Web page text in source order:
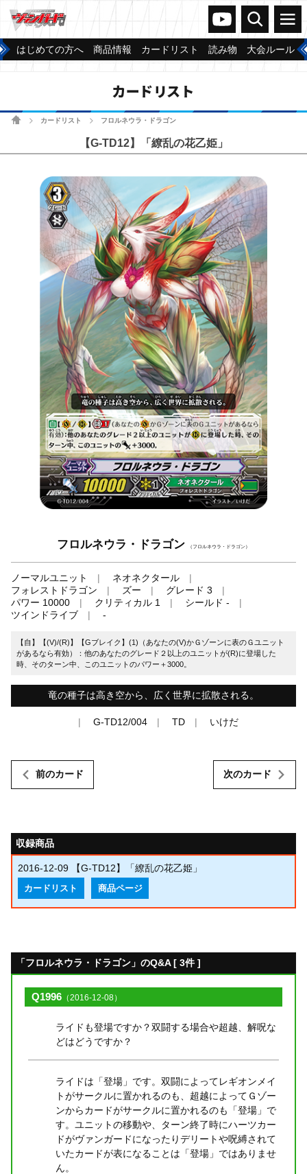
ヴァンガードch
検索 メニュー
はじめての方へ 商品情報 カードリスト 読み物 大会ルール
カードリスト
ホームカードリスト フロルネウラ・ドラゴン
【G-TD12】「繚乱の花乙姫」
フロルネウラ・ドラゴン （フロルネウラ・ドラゴン）
ノーマルユニット
ネオネクタール
フォレストドラゴン
ズー
グレード 3
パワー 10000
クリティカル 1
シールド -
ツインドライブ
-
【自】【(V)/(R)】【Gブレイク】(1)（あなたの(V)かＧゾーンに表のＧユニット
があるなら有効）：他のあなたのグレード２以上のユニットが(R)に登場した
時、そのターン中、このユニットのパワー＋3000。
竜の種子は高き空から、広く世界に拡散される。
G-TD12/004 TD いけだ
前のカード 次のカード
収録商品
2016-12-09 【G-TD12】「繚乱の花乙姫」
カードリスト 商品ページ
「フロルネウラ・ドラゴン」のQ&A [ 3件 ]
Q1996 （2016-12-08）
ライドも登場ですか？双闘する場合や超越、解呪な
どはどうですか？
ライドは「登場」です。双闘によってレギオンメイ
トがサークルに置かれるのも、超越によってＧゾー
ンからカードがサークルに置かれるのも「登場」で
す。ユニットの移動や、ターン終了時にハーツカー
ドがヴァンガードになったりデリートや呪縛されて
いたカードが表になることは「登場」ではありませ
ん。